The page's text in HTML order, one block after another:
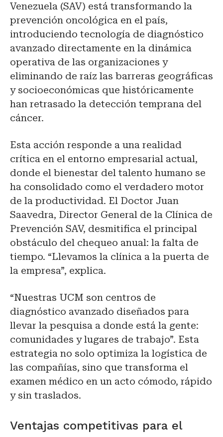
Venezuela (SAV) está transformando la
prevención oncológica en el país,
introduciendo tecnología de diagnóstico
avanzado directamente en la dinámica
operativa de las organizaciones y
eliminando de raíz las barreras geográficas
y socioeconómicas que históricamente
han retrasado la detección temprana del
cáncer.
Esta acción responde a una realidad
crítica en el entorno empresarial actual,
donde el bienestar del talento humano se
ha consolidado como el verdadero motor
de la productividad. El Doctor Juan
Saavedra, Director General de la Clínica de
Prevención SAV, desmitifica el principal
obstáculo del chequeo anual: la falta de
tiempo. “Llevamos la clínica a la puerta de
la empresa”, explica.
“Nuestras UCM son centros de
diagnóstico avanzado diseñados para
llevar la pesquisa a donde está la gente:
comunidades y lugares de trabajo”. Esta
estrategia no solo optimiza la logística de
las compañías, sino que transforma el
examen médico en un acto cómodo, rápido
y sin traslados.
Ventajas competitivas para el